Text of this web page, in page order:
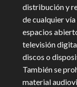
distribución y
de cualquier
espacios
televisión
discos o
También se
material